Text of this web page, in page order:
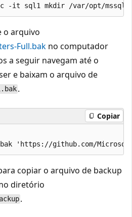
o arquivo
Full.bak no computador
a seguir navegam até o
e baixam o arquivo de
.
Copiar
copiar o arquivo de backup
diretório
.